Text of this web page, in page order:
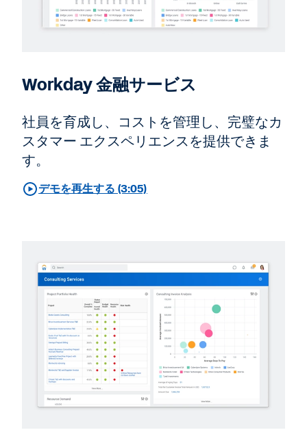
Workday 金融サービス
社員を育成し、コストを管理し、完璧なカ
スタマー エクスペリエンスを提供できま
す。
デモを再生する (3:05)